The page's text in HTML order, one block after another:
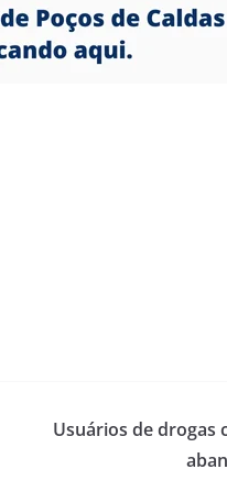
Usuários de drogas